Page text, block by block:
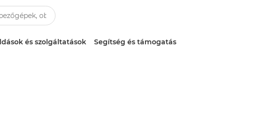
és szolgáltatások Segítség és támogatás